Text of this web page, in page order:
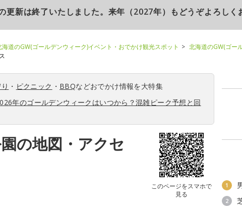
更新は終了いたしました。来年（2027年）もどうぞよろしく
海道のGW(ゴールデンウィーク)イベント・おでかけ観光スポット
北海道のGW(ゴー
・ ピクニック ・ BBQなどおでかけ情報を大特集
年のゴールデンウィークはいつから？混雑ピーク予想と回
の地図・アクセ
このページをスマホで
見る
1
2